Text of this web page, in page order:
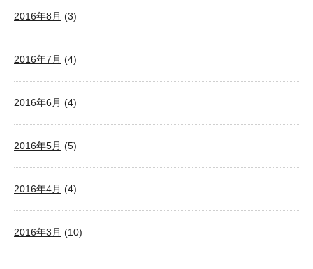
2016年8月 (3)
2016年7月 (4)
2016年6月 (4)
2016年5月 (5)
2016年4月 (4)
2016年3月 (10)